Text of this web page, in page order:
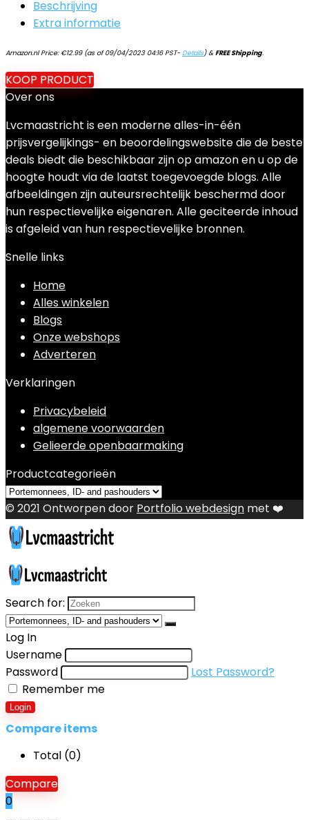
Beschrijving
Extra informatie
Amazon.nl Price: €12.99(as of 09/04/2023 04:16 PST-Details)&FREE Shipping.
KOOP PRODUCT
Over ons
Lvcmaastricht is een moderne alles-in-één
prijsvergelijkings- en beoordelingswebsite die de beste
deals biedt die beschikbaar zijn op amazon en u op de
hoogte houdt via de laatst toegevoegde blogs. Alle
afbeeldingen zijn auteursrechtelijk beschermd door
hun respectievelijke eigenaren. Alle geciteerde inhoud
is afgeleid van hun respectievelijke bronnen.
Snelle links
Home
Alles winkelen
Blogs
Onze webshops
Adverteren
Verklaringen
Privacybeleid
algemene voorwaarden
Gelieerde openbaarmaking
Productcategorieën
© 2021 Ontworpen door Portfolio webdesign met ❤️
Search for:
Log In
Username
Password
Lost Password?
Remember me
Login
Compare items
Total (0)
Compare
0